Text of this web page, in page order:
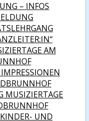
– INFOS
AM
MUSIZIERTAGE
UND